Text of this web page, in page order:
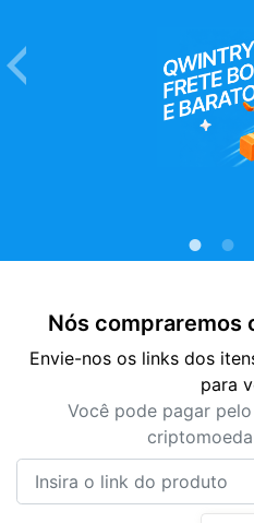
Nós compraremos
Envie-nos os links dos
para
Você pode pagar